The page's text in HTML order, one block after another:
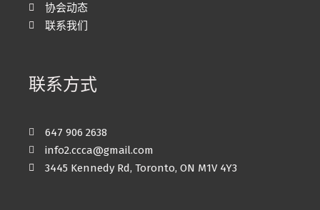
协会动态
联系我们
联系方式
647 906 2638
info2.ccca@gmail.com
3445 Kennedy Rd, Toronto, ON M1V 4Y3